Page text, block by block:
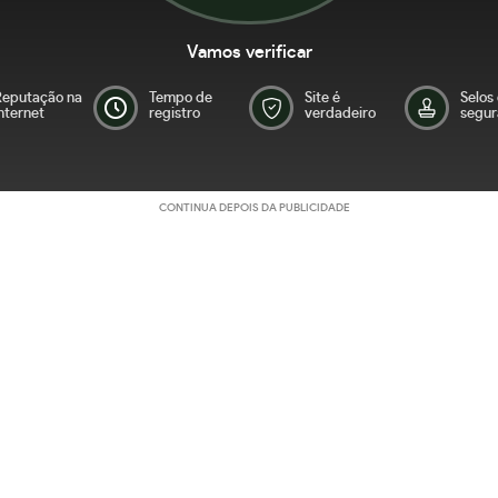
Vamos verificar
na
Tempo de
registro
Site é
verdadeiro
Selos
CONTINUA DEPOIS DA PUBLICIDADE